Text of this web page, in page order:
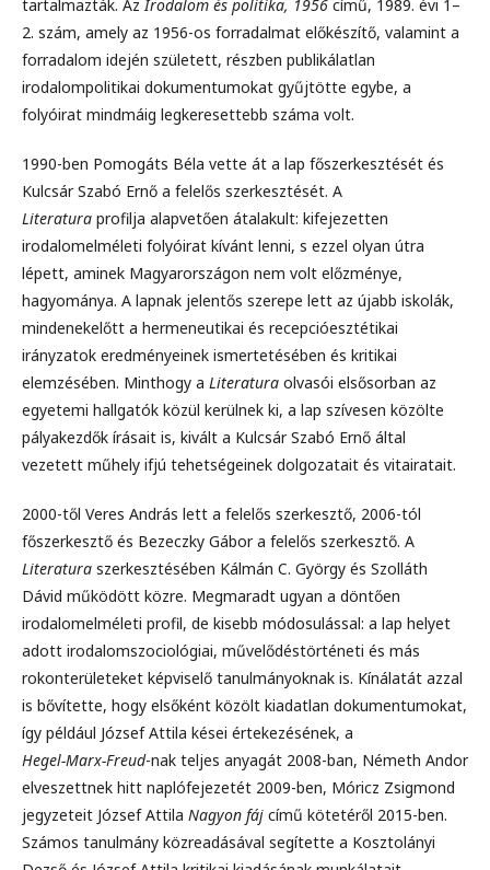
tartalmazták. AzIrodalom és politika, 1956 című, 1989. évi 1–
2. szám, amely az 1956-os forradalmat előkészítő, valamint a
forradalom idején született, részben publikálatlan
irodalompolitikai dokumentumokat gyűjtötte egybe, a
folyóirat mindmáig legkeresettebb száma volt.
1990-ben Pomogáts Béla vette át a lap főszerkesztését és
Kulcsár Szabó Ernő a felelős szerkesztését. A
Literatura profilja alapvetően átalakult: kifejezetten
irodalomelméleti folyóirat kívánt lenni, s ezzel olyan útra
lépett, aminek Magyarországon nem volt előzménye,
hagyománya. A lapnak jelentős szerepe lett az újabb iskolák,
mindenekelőtt a hermeneutikai és recepcióesztétikai
irányzatok eredményeinek ismertetésében és kritikai
elemzésében. Minthogy a Literatura olvasói elsősorban az
egyetemi hallgatók közül kerülnek ki, a lap szívesen közölte
pályakezdők írásait is, kivált a Kulcsár Szabó Ernő által
vezetett műhely ifjú tehetségeinek dolgozatait és vitairatait.
2000-től Veres András lett a felelős szerkesztő, 2006-tól
főszerkesztő és Bezeczky Gábor a felelős szerkesztő. A
Literatura szerkesztésében Kálmán C. György és Szolláth
Dávid működött közre. Megmaradt ugyan a döntően
irodalomelméleti profil, de kisebb módosulással: a lap helyet
adott irodalomszociológiai, művelődéstörténeti és más
rokonterületeket képviselő tanulmányoknak is. Kínálatát azzal
is bővítette, hogy elsőként közölt kiadatlan dokumentumokat,
így például József Attila kései értekezésének, a
Hegel−Marx−Freud-nak teljes anyagát 2008-ban, Németh Andor
elveszettnek hitt naplófejezetét 2009-ben, Móricz Zsigmond
jegyzeteit József Attila Nagyon fáj című kötetéről 2015-ben.
Számos tanulmány közreadásával segítette a Kosztolányi